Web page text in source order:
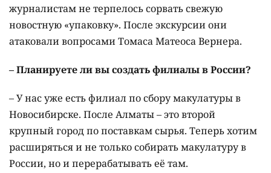
журналистам не терпелось сорвать свежую
новостную «упаковку». После экскурсии они
атаковали вопросами Томаса Матеоса Вернера.
– Планируете ли вы создать филиалы в России?
– У нас уже есть филиал по сбору макулатуры в
Новосибирске. После Алматы – это второй
крупный город по поставкам сырья. Теперь хотим
расширяться и не только собирать макулатуру в
России, но и перерабатывать её там.